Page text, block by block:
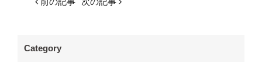
Category